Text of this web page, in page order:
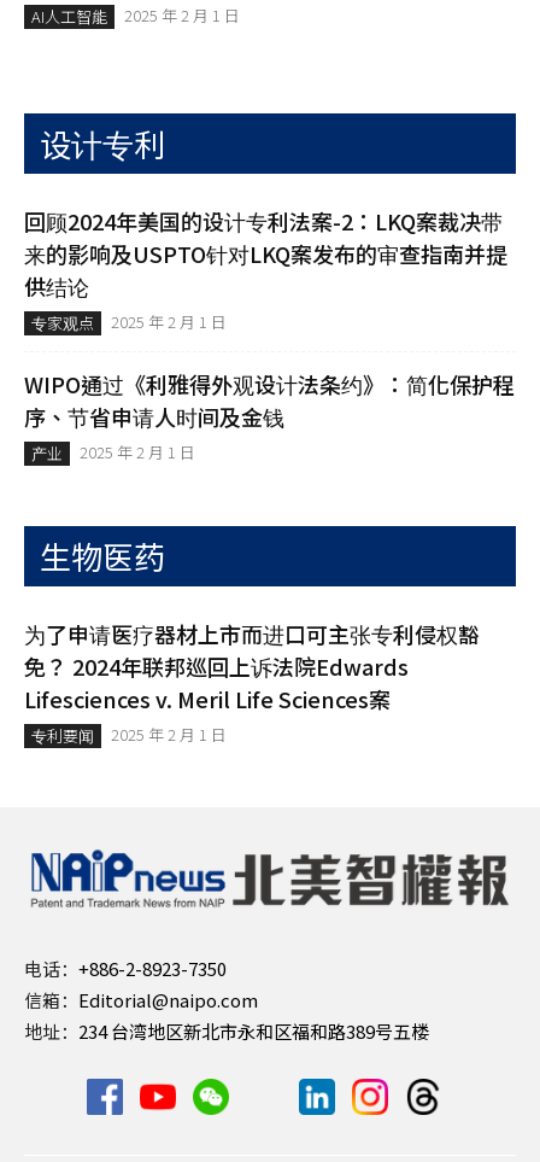
AI人工智能 2025 年 2 月 1 日
设计专利
回顾2024年美国的设计专利法案-2：LKQ案裁决带
来的影响及USPTO针对LKQ案发布的审查指南并提
供结论
专家观点 2025 年 2 月 1 日
WIPO通过《利雅得外观设计法条约》：简化保护程
序、节省申请人时间及金钱
产业 2025 年 2 月 1 日
生物医药
为了申请医疗器材上市而进口可主张专利侵权豁
免？ 2024年联邦巡回上诉法院Edwards
Lifesciences v. Meril Life Sciences案
专利要闻 2025 年 2 月 1 日
电话： +886-2-8923-7350
信箱： Editorial@naipo.com
地址： 234 台湾地区新北市永和区福和路389号五楼